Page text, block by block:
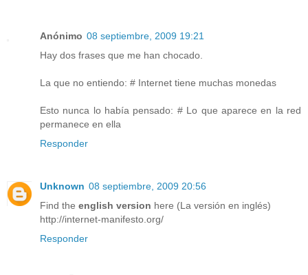
Anónimo 08 septiembre, 2009 19:21
Hay dos frases que me han chocado.
La que no entiendo: # Internet tiene muchas monedas
Esto nunca lo había pensado: # Lo que aparece en la red
permanece en ella
Responder
Unknown 08 septiembre, 2009 20:56
Find the english version here (La versión en inglés)
http://internet-manifesto.org/
Responder